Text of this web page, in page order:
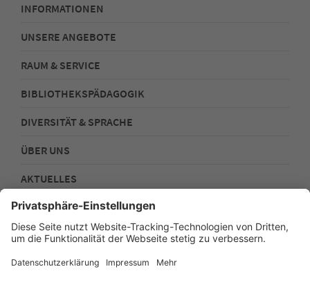
INFORMATIONEN
UNSERE ANGEBOTE
RAUM & SERVICE
BIBLIOTHEKSPÄDAGOGIK
DIVERSITÄT & SPRACHE
ÜBER UNS
AKTUELLES
FOLGEN SIE UNS!
Impressum
Datenschutz